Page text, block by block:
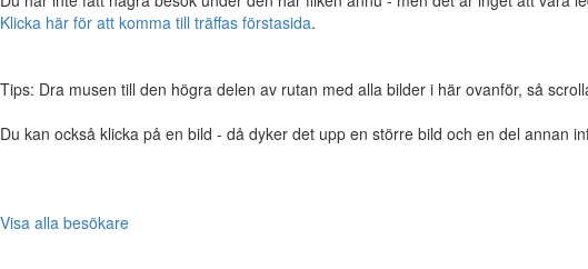
Klicka här för att komma till träffas förstasida.
Tips: Dra musen till den högra delen av rutan med alla bilder i här ovanför, så
Du kan också klicka på en bild - då dyker det upp en större bild och en del annan
Visa alla besökare